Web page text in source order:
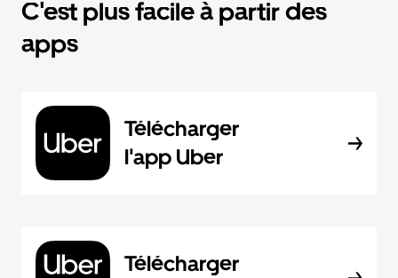
C'est plus facile à partir des
apps
Télécharger
l'app Uber
Télécharger